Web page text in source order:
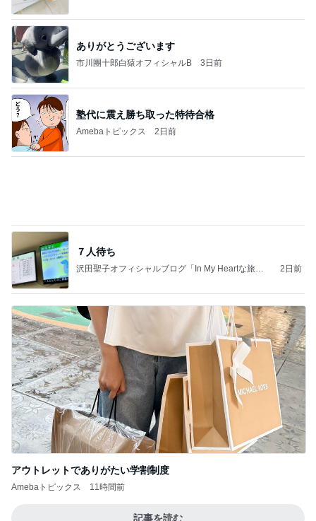
ありがとうございます
市川團十郎白猿オフィシャルB 3日前
塾代に震え勝ち取った特待合格
Amebaトピックス 2日前
７人待ち
沢田聖子オフィシャルブログ「In My Heartな旅日
2日前
アウトレットでありがたい学割制度
Amebaトピックス 11時間前
記事を読む